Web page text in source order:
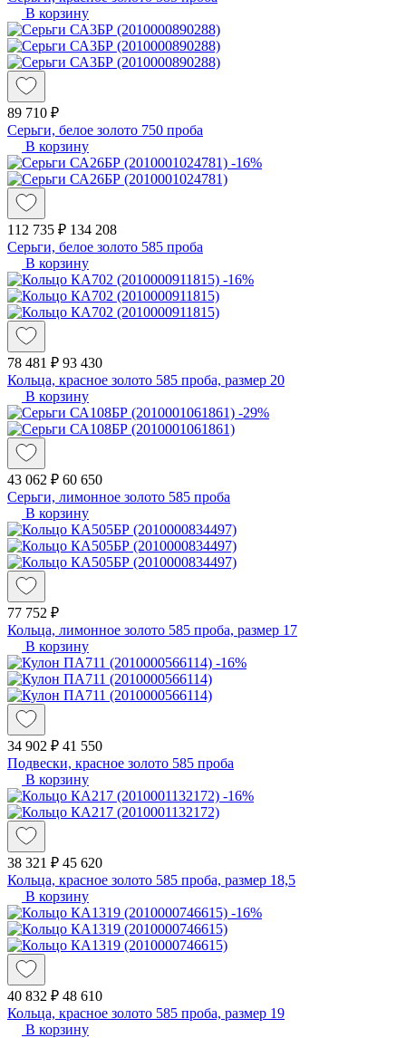
В корзину
89 710 ₽
Серьги, белое золото 750 проба
В корзину
-16%
112 735 ₽ 134 208
Серьги, белое золото 585 проба
В корзину
-16%
78 481 ₽ 93 430
Кольца, красное золото 585 проба, размер 20
В корзину
-29%
43 062 ₽ 60 650
Серьги, лимонное золото 585 проба
В корзину
77 752 ₽
Кольца, лимонное золото 585 проба, размер 17
В корзину
-16%
34 902 ₽ 41 550
Подвески, красное золото 585 проба
В корзину
-16%
38 321 ₽ 45 620
Кольца, красное золото 585 проба, размер 18,5
В корзину
-16%
40 832 ₽ 48 610
Кольца, красное золото 585 проба, размер 19
В корзину